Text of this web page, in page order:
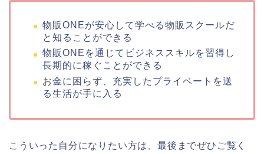
物販ONEが安心して学べる物販スクールだ
と知ることができる
物販ONEを通じてビジネススキルを習得し
長期的に稼ぐことができる
お金に困らず、充実したプライベートを送
る生活が手に入る
こういった自分になりたい方は、最後までぜひご覧く